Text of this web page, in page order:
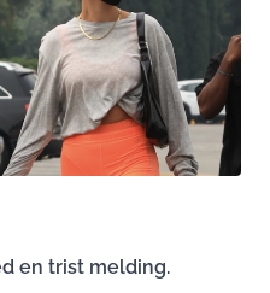
en trist melding.